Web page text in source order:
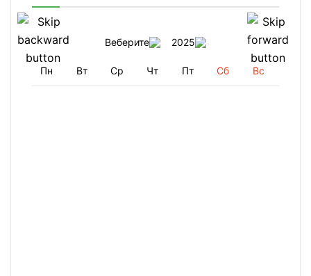
Веберите 2025
Пн Вт Ср Чт Пт Сб Вс